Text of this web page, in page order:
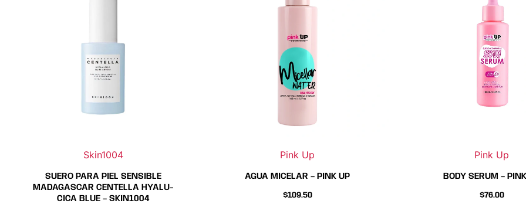
Skin1004
SUERO PARA PIEL SENSIBLE
MADAGASCAR CENTELLA HYALU-
CICA BLUE – SKIN1004
Pink Up
AGUA MICELAR – PINK UP
$109.50
Pink Up
múltiples
Las
opciones
se
pueden
elegir
de
BODY SERUM –
$76.00
elegir
de